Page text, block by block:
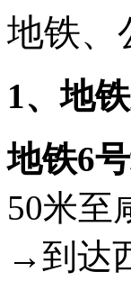
地铁、
1、地
地铁6号
50米至
→到达